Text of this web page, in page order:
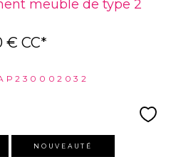
meuble de type 2
€ CC*
NOUVEAUTÉ